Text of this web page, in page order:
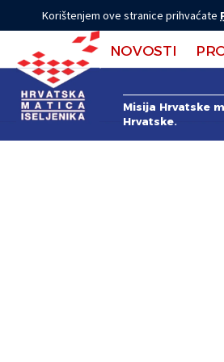
Korištenjem ove stranice prihvaćate
NOVOSTI
Misija Hrvatske
Hrvatske.